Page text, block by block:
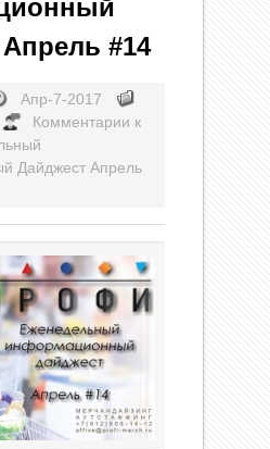
#14
Апр-7-2017
Комментарии к
Дайджест Апрель